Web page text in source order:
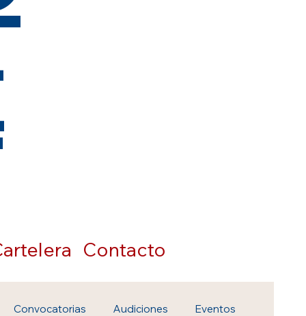
Contacto
Convocatorias Audiciones Eventos